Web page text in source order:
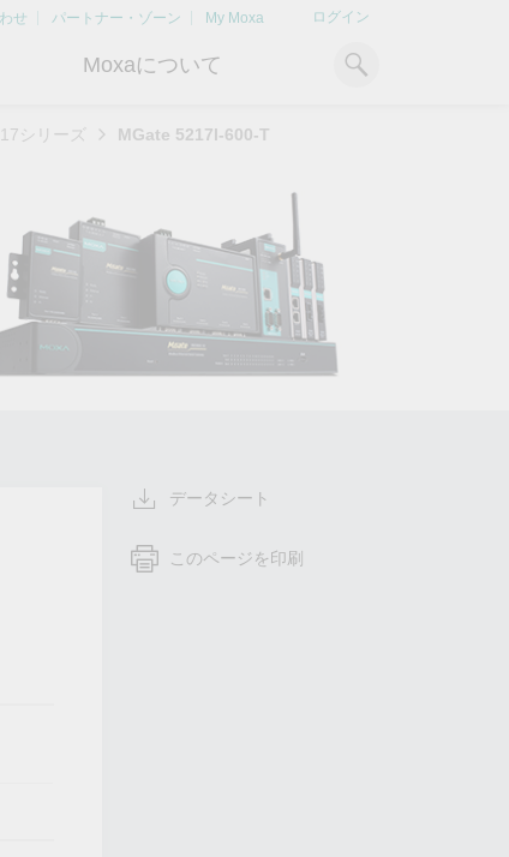
せ パートナー・ゾーン My Moxa ログイン
x86コンピュータ
Armベースコンピュータ
パネルPC
IIoTゲートウェイ
OTデータの秘密を解
き明かす
文書ライブラリ
ケーススタディ
記事ライブラリ
動画ライブラリ
ームよりお問い合わせください
Moxaについて
Moxa Japan合同会社
について
シリーズ MGate 5217I-600-T
データシート
このページを印刷